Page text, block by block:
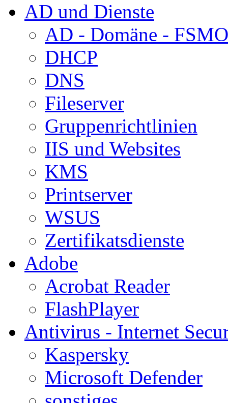
AD und Dienste
AD - Domäne - FSMO
DHCP
DNS
Fileserver
Gruppenrichtlinien
IIS und Websites
KMS
Printserver
WSUS
Zertifikatsdienste
Adobe
Acrobat Reader
FlashPlayer
Antivirus - Internet
Kaspersky
Microsoft Defender